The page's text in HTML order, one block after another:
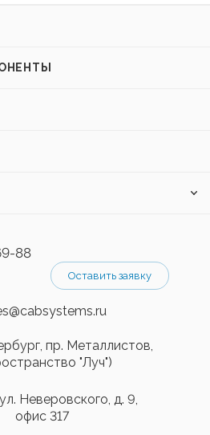
88
Оставить заявку
пр. Металлистов,
"Луч")
Неверовского, д. 9,
офис 317